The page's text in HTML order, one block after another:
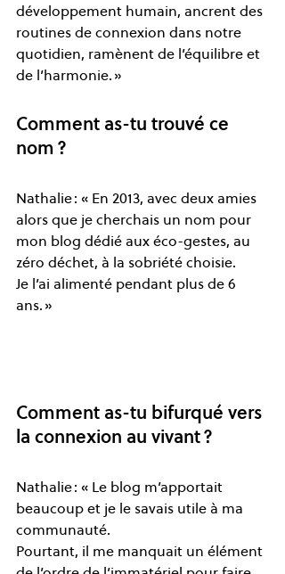
développement humain, ancrent des
routines de connexion dans notre
quotidien, ramènent de l’équilibre et
de l’harmonie. »
Comment as-tu trouvé ce
nom ?
Nathalie : « En 2013, avec deux amies
alors que je cherchais un nom pour
mon blog dédié aux éco-gestes, au
zéro déchet, à la sobriété choisie.
Je l’ai alimenté pendant plus de 6
ans. »
Comment as-tu bifurqué vers
la connexion au vivant ?
Nathalie : « Le blog m’apportait
beaucoup et je le savais utile à ma
communauté.
Pourtant, il me manquait un élément